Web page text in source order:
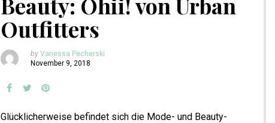
Outfitters
by Vanessa Pecherski
November 9, 2018
Glücklicherweise befindet sich die Mode- und Beauty-